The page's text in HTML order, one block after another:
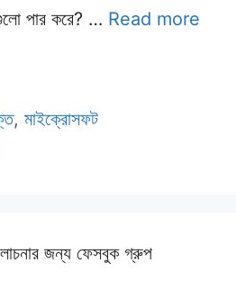
পার করে? … Read more
, মাইক্রোসফট
জন্য ফেসবুক গ্রুপ